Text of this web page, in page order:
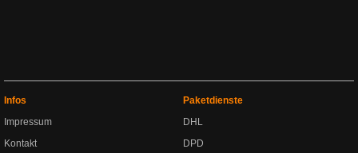
Infos
Impressum
Kontakt
Paketdienste
DHL
DPD